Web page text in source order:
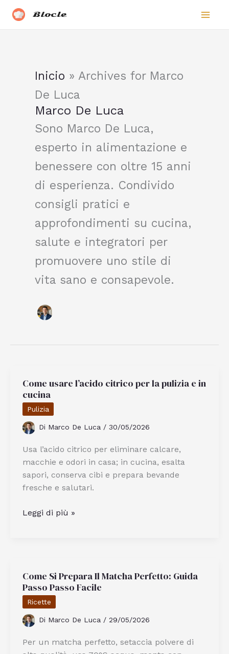
Biocle
Inicio » Archives for Marco
De Luca
Marco De Luca
Sono Marco De Luca,
esperto in alimentazione e
benessere con oltre 15 anni
di esperienza. Condivido
consigli pratici e
approfondimenti su cucina,
salute e integratori per
promuovere uno stile di
vita sano e consapevole.
Come usare l’acido citrico per la pulizia e in
cucina
Pulizia
Di Marco De Luca / 30/05/2026
Usa l’acido citrico per eliminare calcare,
macchie e odori in casa; in cucina, esalta
sapori, conserva cibi e prepara bevande
fresche e salutari.
Come
la
pulizia
in
cucina
Leggi di più »
Come Si Prepara Il Matcha Perfetto: Guida
Passo Passo Facile
Ricette
Di Marco De Luca / 29/05/2026
Per un matcha perfetto, setaccia polvere di